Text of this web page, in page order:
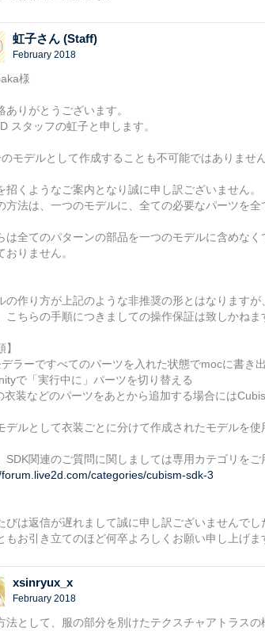
虹子さん (Staff)
February 2018
様
ありがとうございます。
スタッフの虹子と申します。
モデルとして作成することも不可能ではありませ
招くようなご案内となり誠に申し訳ございません。
方法は、一つのモデルに、全ての必要なパーツを
は全てのパターンの部品を一つのモデルに含めな
おりません。
の作り方が上記のような非推奨の形とはなります
こちらの手順につきましての操作保証は致しかね
】
ラーですべてのパーツを入れた状態でmocに書き
で「実行中に」パーツを切り替える
装などのパーツをあとから追加する場合には
デルとして衣装ごとに分けて作成されたモデルを
SDK関連のご質問に関しましては専用カテゴリを
categories/cubism-sdk-3
びは返信が遅れまして誠に申し訳ございませんでし
もお引き立てのほど何卒よろしくお願い申し上げま
xsinryux_x
February 2018
法として、服の部分を別けたテクスチャアトラスの